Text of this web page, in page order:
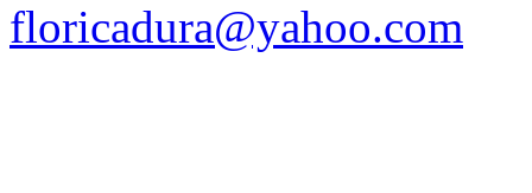
floricadura@yahoo.com